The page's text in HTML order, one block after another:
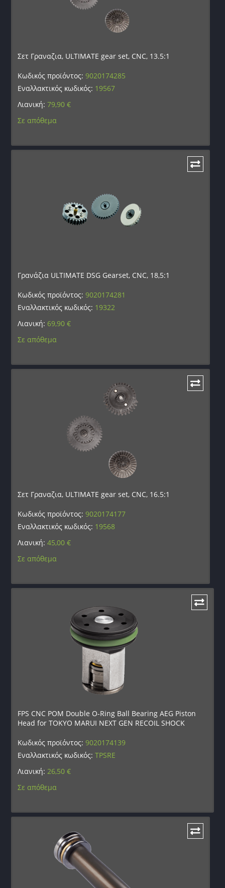
Σετ Γραναζια, ULTIMATE gear set, CNC, 13.5:1
Κωδικός προϊόντος:9020174285
Εναλλακτικός κωδικός: 19567
Λιανική:79,90€
Σε απόθεμα
Γρανάζια ULTIMATE DSG Gearset, CNC, 18,5:1
Κωδικός προϊόντος:9020174281
Εναλλακτικός κωδικός: 19322
Λιανική: 69,90€
Σε απόθεμα
Σετ Γραναζια, ULTIMATE gear set, CNC, 16.5:1
Κωδικός προϊόντος:9020174177
Εναλλακτικός κωδικός: 19568
Λιανική:45,00€
Σε απόθεμα
FPS CNC POM Double O-Ring Ball Bearing AEG Piston
Head for TOKYO MARUI NEXT GEN RECOIL SHOCK
Κωδικός προϊόντος:9020174139
Εναλλακτικός κωδικός:TPSRE
Λιανική:26,50€
Σε απόθεμα